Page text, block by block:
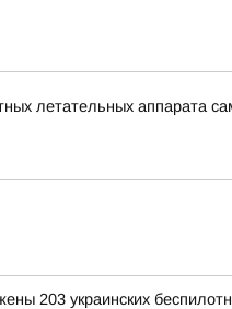
летательных аппарата
203 украинских